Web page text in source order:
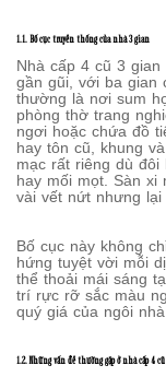
1.1. Bố cục truyền thống của nhà 3 gian
Nhà cấp 4 cũ 3
gần gũi, với ba gian
thường là nơi sum
phòng thờ trang
ngơi hoặc chứa đồ
hay tôn cũ, khung
mạc rất riêng dù
hay mối mọt. Sàn xi
vài vết nứt nhưng
Bố cục này không
hứng tuyệt vời mỗi
thể thoải mái sáng
trí rực rỡ sắc màu
quý giá của ngôi nhà
1.2. Những vấn đề thường gặp ở nhà cấp 4 cũ